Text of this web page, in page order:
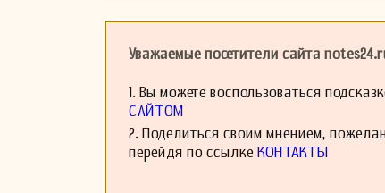
педагог, влияя
Уважаемые посетители сайта
1. Вы можете воспользоваться
САЙТОМ
2. Поделиться своим мнением,
перейдя по ссылке КОНТАКТЫ